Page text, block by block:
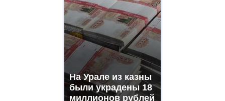
На Урале из казны
были украдены 18
миллионов рублей